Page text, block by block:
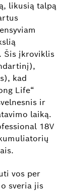
likusią talpą
Šis įkroviklis
kad
Life“
ir
laiką.
18V
vos per
sveria jis